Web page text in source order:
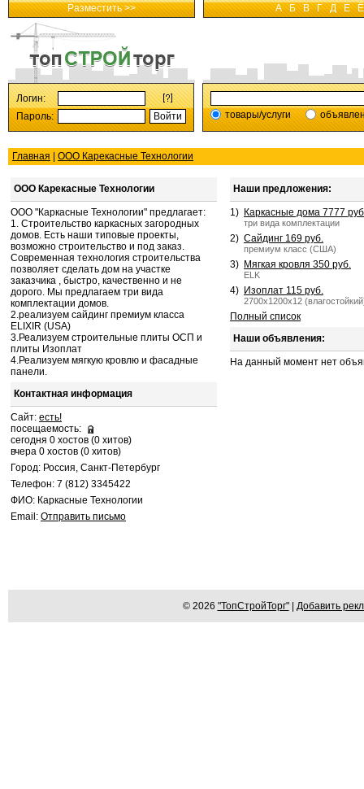
Разместить >> А Б В Г Д Е Ё
Логин:
Пароль:
товары/услуги
Главная ООО Карекасные Технологии
ООО Карекасные Технологии
ООО "Каркасные Технологии" предлагает:
1. Строительство каркасных загородных
домов. Есть наши типовые проекты,
возможно строительство и под заказ.
Современная технология строительства
позволяет сделать дом на участке
заказчика , быстро, качественно и не
дорого. Мы предлагаем три вида
комплектации домов.
2.реализуем сайдинг премиум класса
ELIXIR (USA)
3.Реализуем строительные плиты ОСП и
плиты Изоплат
4.Реализуем мягкую кровлю и фасадные
панели.
Контактная информация
Сайт: есть!
посещаемость:
сегодня 0 хостов (0 хитов)
вчера 0 хостов (0 хитов)
Город: Россия, Санкт-Петербург
Телефон: 7 (812) 3345422
ФИО: Каркасные Технологии
Email: Отправить письмо
Наши предложения:
1) Каркасные дома 7777
три вида комплектации
2) Сайдинг 169 руб.
премиум класс (США)
3) Мягкая кровля 350 руб.
ELK
4) Изоплат 115 руб.
2700х1200х12
Полный список
Наши объявления:
На данный момент нет
© 2026 "ТопСтройТорг"| Добавить